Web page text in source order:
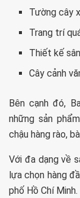
Tường cây
Trang trí
Thiết kế
Cây cảnh
Bên cạnh đó,
những sản
chậu hàng rào,
Với đa dạng về
lựa chọn hàng
phố Hồ Chí Minh.